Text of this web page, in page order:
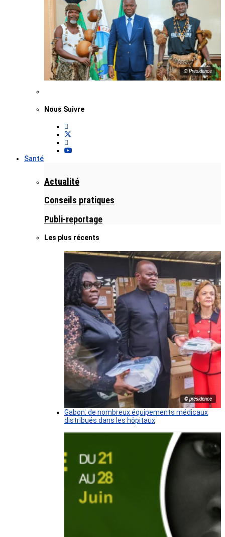
© Présidence
Nous Suivre
Santé
Actualité
Conseils pratiques
Publi-reportage
Les plus récents
© présidence
Gabon: de nombreux équipements médicaux
distribués dans les hôpitaux